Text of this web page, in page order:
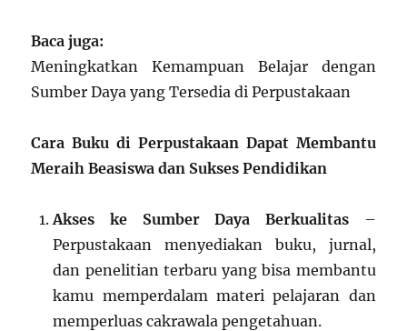
Baca juga:
Meningkatkan Kemampuan Belajar dengan
Sumber Daya yang Tersedia di Perpustakaan
Cara Buku di Perpustakaan Dapat Membantu
Meraih Beasiswa dan Sukses Pendidikan
Akses ke Sumber Daya Berkualitas–
Perpustakaan menyediakan buku, jurnal,
dan penelitian terbaru yang bisa membantu
kamu memperdalam materi pelajaran dan
memperluas cakrawala pengetahuan.